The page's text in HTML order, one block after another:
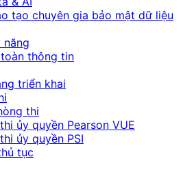
tạo chuyên gia bảo mật dữ liệu
năng
thông tin
triển khai
thi
ủy quyền Pearson VUE
ủy quyền PSI
tục